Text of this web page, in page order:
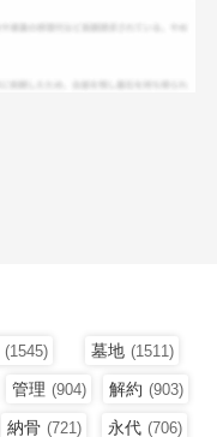
(1545) 墓地 (1511)
管理 (904) 解約 (903)
納骨 (721) 永代 (706)